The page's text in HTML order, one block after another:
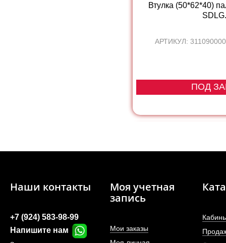
Втулка (50*62*40)
АРТИКУЛ:
ПОД
Наши контакты
+7 (924) 583-98-99
Напишите нам
Моя учетная
запись
Мои заказы